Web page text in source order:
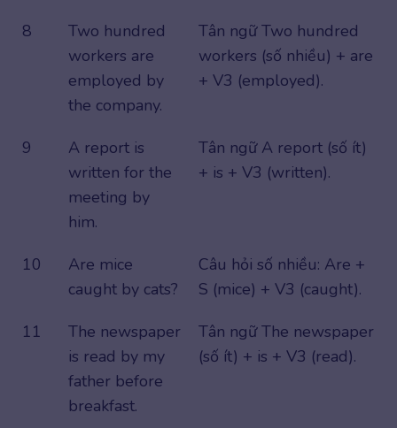
8
Two hundred
workers are
employed by
the company.
Tân ngữ Two hundred
workers (số nhiều) + are
+ V3 (employed).
9
A report is
written for the
meeting by
him.
Tân ngữ A report (số ít)
+ is + V3 (written).
10
Are mice
caught by cats?
Câu hỏi số nhiều: Are +
S (mice) + V3 (caught).
11
The newspaper
is read by my
father before
breakfast.
Tân ngữ The newspaper
(số ít) + is + V3 (read).